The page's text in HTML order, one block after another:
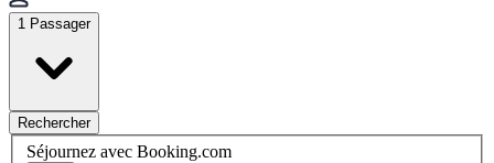
1 Passager
Rechercher
Séjournez avec Booking.com